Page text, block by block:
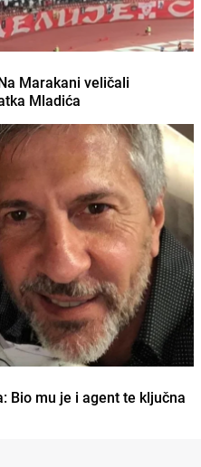
Marakani veličali
Mladića
Bio mu je i agent te ključna